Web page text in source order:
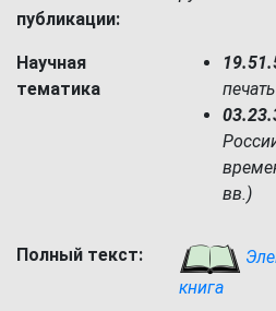
публикации:
Научная
тематика
печать
вв.)
Полный текст:
книга